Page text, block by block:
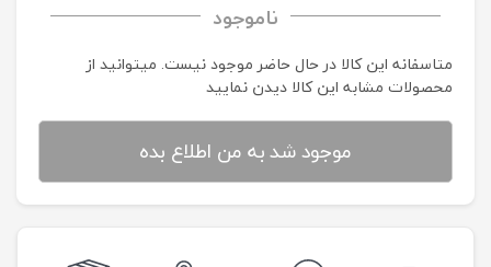
ناموجود
متاسفانه این کالا در حال حاضر موجود نیست. می‍توانید از
محصولات مشابه این کالا دیدن نمایید
موجود شد به من اطلاع بده